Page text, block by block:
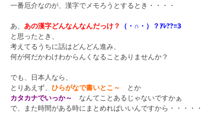
一番厄介なのが、漢字でメモろうとするとき・・・・
あ、 あの漢字どんなんなんだっけ？
（・∩・）？ｱﾚ??≡3
と思ったとき、
考えてるうちに話はどんどん進み、
何が何だかわけわからんくなることありませんか？
でも、日本人なら、
とりあえず、 ひらがなで書いとこ～
とか
カタカナでいっか～
なんてことあるじゃないですかぁ
で、また時間がある時にまとめればいいんですから・・・・・